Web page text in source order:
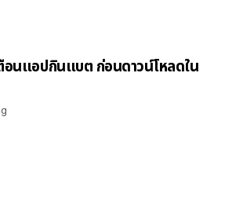
อนแอปกินแบต ก่อนดาวน์โหลดใน